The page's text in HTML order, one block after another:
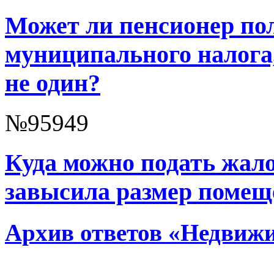
Может ли пенсионер
муниципального
не один?
№95949
Куда можно подать
завысила размер
Архив ответов